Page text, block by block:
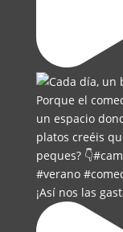
¡Así nos las